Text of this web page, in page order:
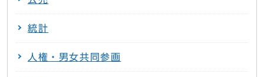
統計
人権・男女共同参画